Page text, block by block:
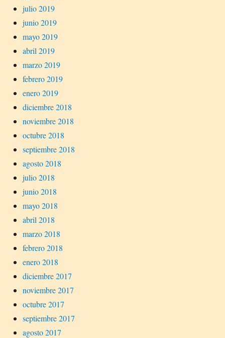
julio 2019
junio 2019
mayo 2019
abril 2019
marzo 2019
febrero 2019
enero 2019
diciembre 2018
noviembre 2018
octubre 2018
septiembre 2018
agosto 2018
julio 2018
junio 2018
mayo 2018
abril 2018
marzo 2018
febrero 2018
enero 2018
diciembre 2017
noviembre 2017
octubre 2017
septiembre 2017
agosto 2017